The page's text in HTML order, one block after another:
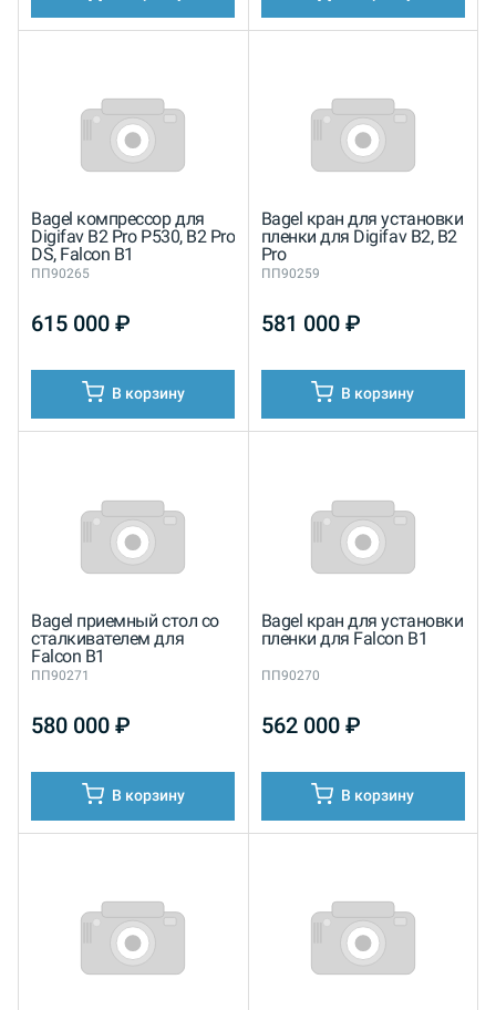
Bagel компрессор для
Digifav B2 Pro P530, B2 Pro
DS, Falcon B1
ПП90265
615 000₽
В корзину
Bagel кран для установки
пленки для Digifav B2, B2
Pro
ПП90259
581 000 ₽
В корзину
Bagel приемный стол со
сталкивателем для
Falcon B1
ПП90271
580 000₽
В корзину
Bagel кран для установки
пленки для Falcon B1
ПП90270
562 000 ₽
В корзину